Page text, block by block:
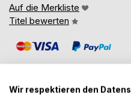
Auf die Merkliste
Titel bewerten
Wir respektieren den